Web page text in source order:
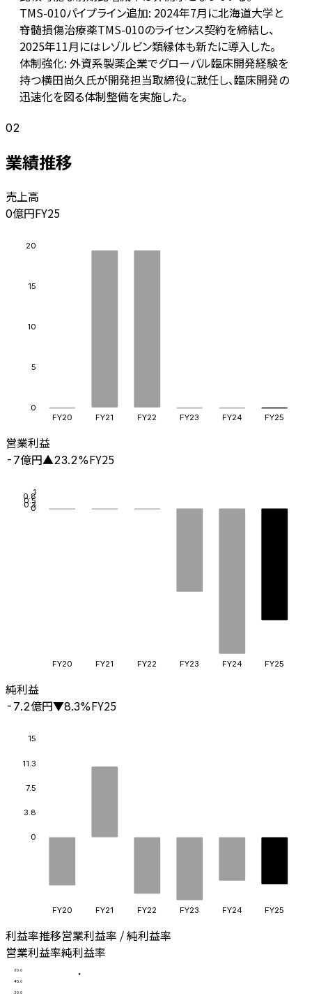
TMS-010パイプライン追加: 2024年7月に北海道大学と
脊髄損傷治療薬TMS-010のライセンス契約を締結し、
2025年11月にはレゾルビン類縁体も新たに導入した。
体制強化: 外資系製薬企業でグローバル臨床開発経験を
持つ横田尚久氏が開発担当取締役に就任し、臨床開発の
迅速化を図る体制整備を実施した。
02
業績推移
売上高
0億円FY25
0
5
10
15
20
FY20 FY21 FY22 FY23 FY24 FY25
営業利益
-7億円▲23.2%FY25
0
0.3
0.5
0.81
FY20 FY21 FY22 FY23 FY24 FY25
純利益
-7.2億円▼8.3%FY25
0
3.8
7.5
11.3
15
FY20 FY21 FY22 FY23 FY24 FY25
利益率推移営業利益率 / 純利益率
営業利益率純利益率
30.0
45.0
60.0